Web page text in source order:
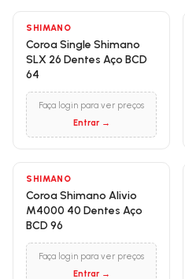
SHIMANO
Coroa Single Shimano
SLX 26 Dentes Aço BCD
64
Faça login para ver preços
Entrar →
SHIMANO
Coroa Shimano Alivio
M4000 40 Dentes Aço
BCD 96
Faça login para ver preços
Entrar →